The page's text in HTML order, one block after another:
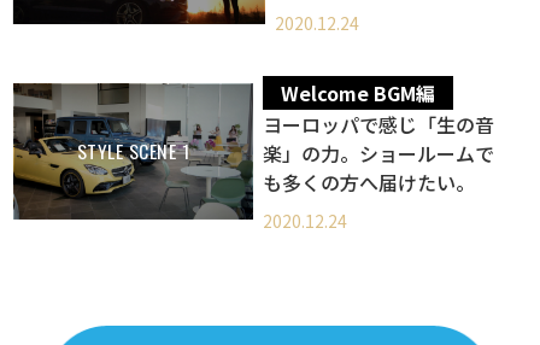
2020.12.24
STYLE SCENE 1
Welcome BGM編
ヨーロッパで感じ「生の音
楽」の力。ショールームで
も多くの方へ届けたい。
2020.12.24